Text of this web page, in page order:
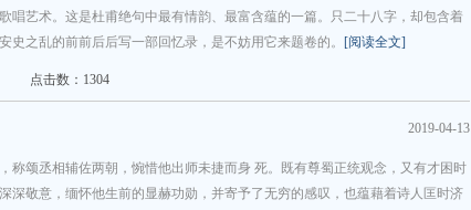
唱艺术。这是杜甫绝句中最有情韵、最富含蕴的一篇。只二十八字，却包含着
史之乱的前前后后写一部回忆录，是不妨用它来题卷的。 [阅读全文]
点击数：1304
2019-04-13
称颂丞相辅佐两朝，惋惜他出师未捷而身 死。既有尊蜀正统观念，又有才困时
深敬意，缅怀他生前的显赫功勋，并寄予了无穷的感叹，也蕴藉着诗人匡时济